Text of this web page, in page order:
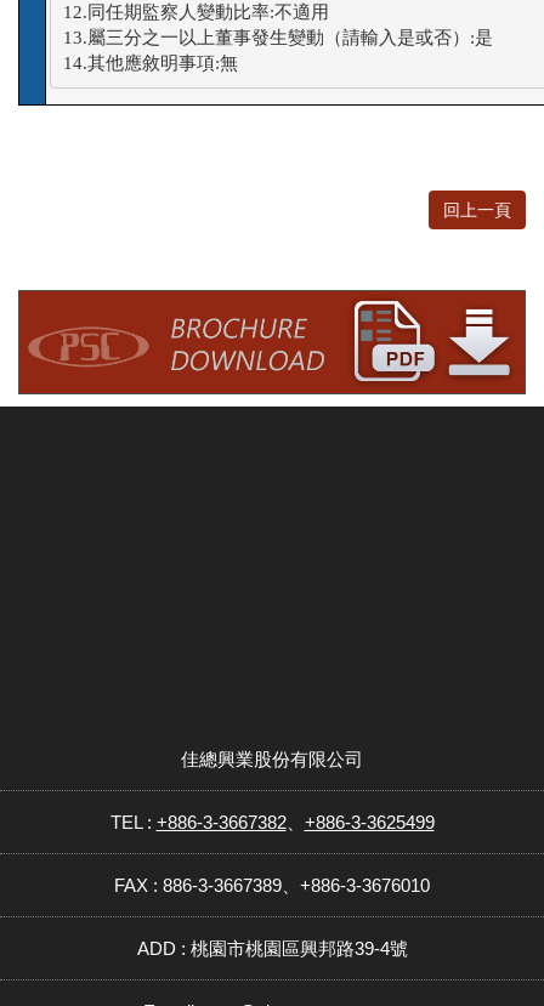
12.同任期監察人變動比率:不適用
13.屬三分之一以上董事發生變動（請輸入是或否）:是
14.其他應敘明事項:無
回上一頁
佳總興業股份有限公司
TEL : +886-3-3667382、 +886-3-3625499
FAX : 886-3-3667389、+886-3-3676010
ADD : 桃園市桃園區興邦路39-4號